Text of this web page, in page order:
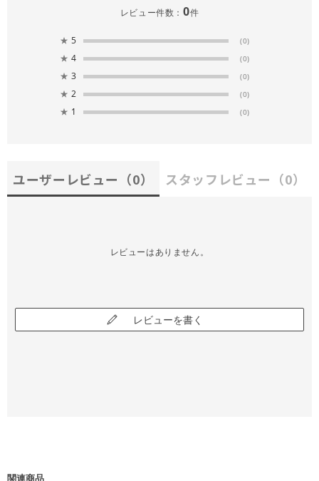
レビュー件数： 0件
★ 5 (0)
★ 4 (0)
★ 3 (0)
★ 2 (0)
★ 1 (0)
ユーザーレビュー （0） スタッフレビュー （0）
レビューはありません。
レビューを書く
関連商品